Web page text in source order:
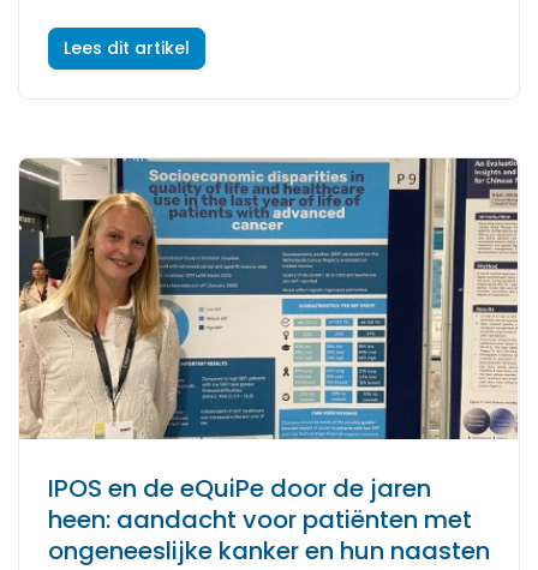
Lees dit artikel
IPOS en de eQuiPe door de jaren
heen: aandacht voor patiënten met
ongeneeslijke kanker en hun naasten